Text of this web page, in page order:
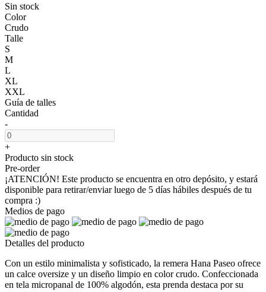
Sin stock
Color
Crudo
Talle
S
M
L
XL
XXL
Guía de talles
Cantidad
-
+
Producto sin stock
Pre-order
¡ATENCIÓN! Este producto se encuentra en otro depósito, y estará
disponible para retirar/enviar luego de 5 días hábiles después de tu
compra :)
Medios de pago
Detalles del producto
Con un estilo minimalista y sofisticado, la remera Hana Paseo ofrece
un calce oversize y un diseño limpio en color crudo. Confeccionada
en tela micropanal de 100% algodón, esta prenda destaca por su